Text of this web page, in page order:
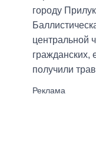
городу
центральной
гражданских,
получили